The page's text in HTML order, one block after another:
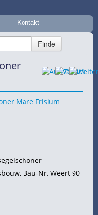
Kontakt
Bau-Nr. Weert 90